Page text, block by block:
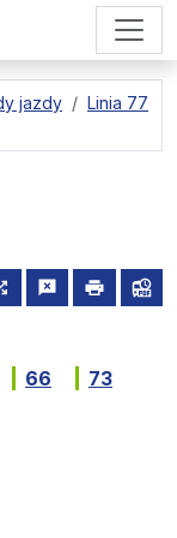
jazdy
Linia 77
przystanku na mapie
odjazdy z tego
wszystkie linie
zgłośdrukuj
66
73